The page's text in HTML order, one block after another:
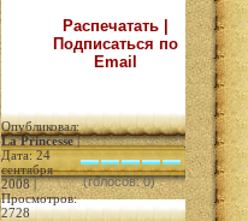
Распечатать |
Подписаться по
Email
Опубликовал:
La Princesse|
Дата: 24
сентября
2008 |
Просмотров:
2728
(голосов: 0)